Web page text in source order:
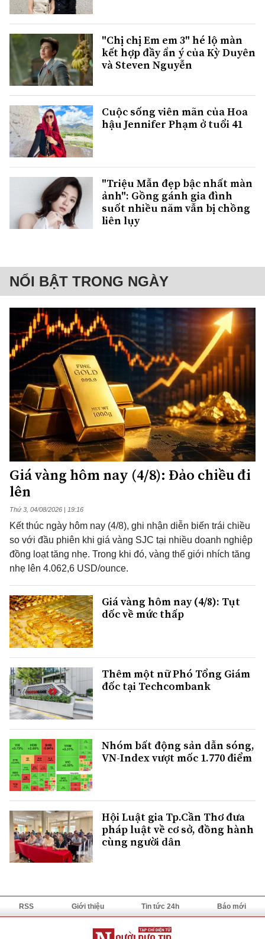
"Chị chị Em em 3" hé lộ màn
kết hợp đầy ẩn ý của Kỳ Duyên
và Steven Nguyễn
Cuộc sống viên mãn của Hoa
hậu Jennifer Phạm ở tuổi 41
"Triệu Mẫn đẹp bậc nhất màn
ảnh": Gồng gánh gia đình
suốt nhiều năm vẫn bị chồng
liên lụy
NỔI BẬT TRONG NGÀY
Giá vàng hôm nay (4/8): Đảo chiều đi
lên
Thứ 3, 04/08/2026 | 19:16
Kết thúc ngày hôm nay (4/8), ghi nhận diễn biến trái chiều
so với đầu phiên khi giá vàng SJC tại nhiều doanh nghiệp
đồng loạt tăng nhẹ. Trong khi đó, vàng thế giới nhích tăng
nhẹ lên 4.062,6 USD/ounce.
Giá vàng hôm nay (4/8): Tụt
dốc về mức thấp
Thêm một nữ Phó Tổng Giám
đốc tại Techcombank
Nhóm bất động sản dẫn sóng,
VN-Index vượt mốc 1.770 điểm
Hội Luật gia Tp.Cần Thơ đưa
pháp luật về cơ sở, đồng hành
cùng người dân
RSS Giới thiệu Tin tức 24h Báo mới